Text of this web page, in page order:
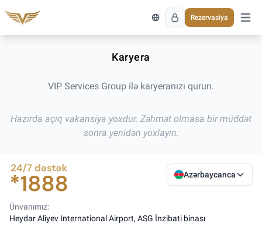
Rezervasiya
Əsas
Karyera
VIP Services Group ilə karyeranızı qurun.
Hazırda açıq vakansiya yoxdur. Zəhmət olmasa bir müddət
sonra yenidən yoxlayın.
Azərbaycanca
Ünvanımız:
Heydar Aliyev International Airport, ASG İnzibati binası